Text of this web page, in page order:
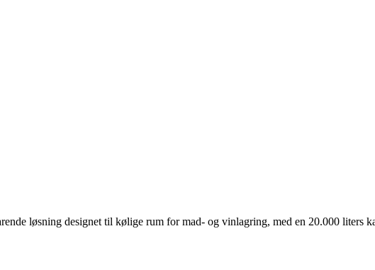
løsning designet til kølige rum for mad- og vinlagring, med en 20.000 liters